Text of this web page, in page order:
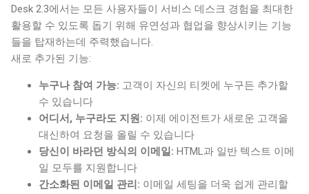
Desk 2.3에서는 모든 사용자들이 서비스 데스크 경험을 최대한
활용할 수 있도록 돕기 위해 유연성과 협업을 향상시키는 기능
들을 탑재하는데 주력했습니다.
새로 추가된 기능:
누구나 참여 가능: 고객이 자신의 티켓에 누구든 추가할
수 있습니다
어디서, 누구라도 지원: 이제 에이전트가 새로운 고객을
대신하여 요청을 올릴 수 있습니다
당신이 바라던 방식의 이메일: HTML과 일반 텍스트 이메
일 모두를 지원합니다
간소화된 이메일 관리: 이메일 세팅을 더욱 쉽게 관리할